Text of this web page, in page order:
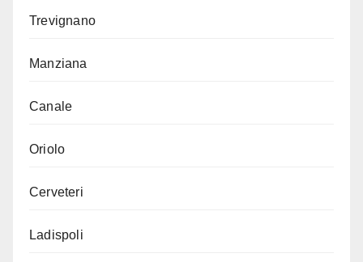
Trevignano
Manziana
Canale
Oriolo
Cerveteri
Ladispoli